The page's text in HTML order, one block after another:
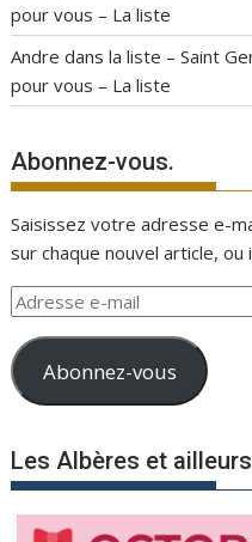
pour vous – La liste
Andre dansla liste – Saint
pour vous – La liste
Abonnez-vous.
Saisissez votre adresse e-
sur chaque nouvel article,
Adresse
mail
Abonnez-vous
Les Albères et ailleurs